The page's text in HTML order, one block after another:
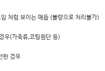
처럼 보이는 매듭 (불량으로 처리불가)
우(가죽류,코팅원단 등)
한 경우